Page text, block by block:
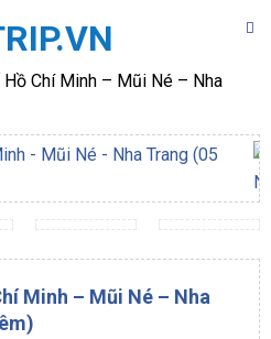
Hồ Chí Minh – Mũi Né – Nha
Minh – Mũi Né – Nha